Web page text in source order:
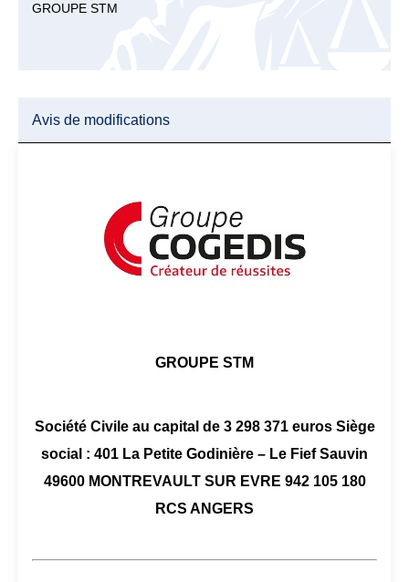
GROUPE STM
Avis de modifications
GROUPE STM
Société Civile au capital de 3 298 371 euros Siège
social : 401 La Petite Godinière – Le Fief Sauvin
49600 MONTREVAULT SUR EVRE 942 105 180
RCS ANGERS